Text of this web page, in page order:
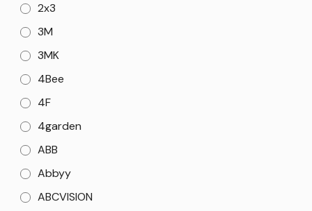
2x3
3M
3MK
4Bee
4F
4garden
ABB
Abbyy
ABCVISION